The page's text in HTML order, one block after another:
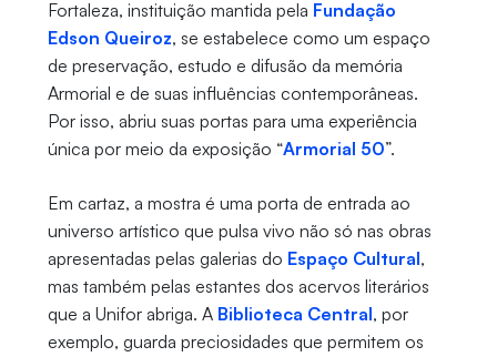
Fortaleza, instituição mantida pela Fundação
Edson Queiroz, se estabelece como um espaço
de preservação, estudo e difusão da memória
Armorial e de suas influências contemporâneas.
Por isso, abriu suas portas para uma experiência
única por meio da exposição “Armorial 50”.
Em cartaz, a mostra é uma porta de entrada ao
universo artístico que pulsa vivo não só nas obras
apresentadas pelas galerias do Espaço Cultural,
mas também pelas estantes dos acervos literários
que a Unifor abriga. A Biblioteca Central, por
exemplo, guarda preciosidades que permitem os